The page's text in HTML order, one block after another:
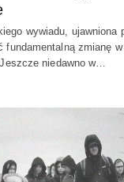
wywiadu, ujawniona
fundamentalną zmianę
niedawno w…